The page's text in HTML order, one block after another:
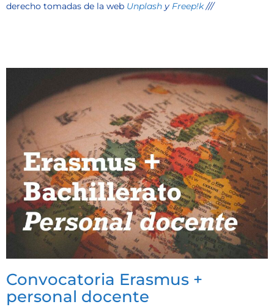
derecho tomadas de la web Unplash y Freep!k///
Convocatoria Erasmus +
personal docente